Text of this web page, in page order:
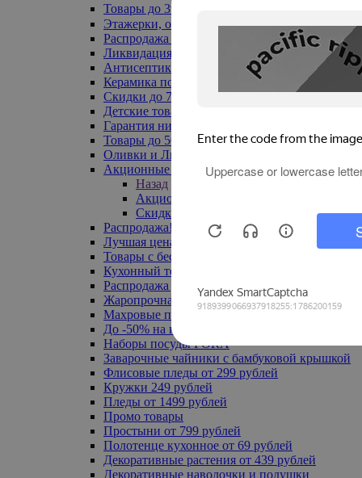
Товары до 399₽
Этажерки, обувницы
Распродажа текстиля до -50%
Ликвидация до -70%
Антисептики
Керамика по 129 руб
Скидки до 70%
Детские товары
Гарантия низкой цены
Товары до 500 руб
Оливки и Лимоны
Акционные товары
Назад
Акционные товары
Скидка 20% по промокоду
Распродажа! Ульяновск до -70%
Лучшая цена
Товары с бесплатной доставкой
Кухонный текстиль
Распродажа до -50%
Жаропрочная посуда
Махровые полотенца
До -50% на ковры
Наборы посуды FORA
Заварочные чайники с бамбуковой крышкой
Флисовые пледы от 299 рублей
Кружки 249 рублей
Пледы от 1499 рублей
Промо товары
Простыни от 799 рублей
Полотенце кухонное от 69 рублей
Декоративные растения от 439 рублей
Декоративные наволочки и подушки